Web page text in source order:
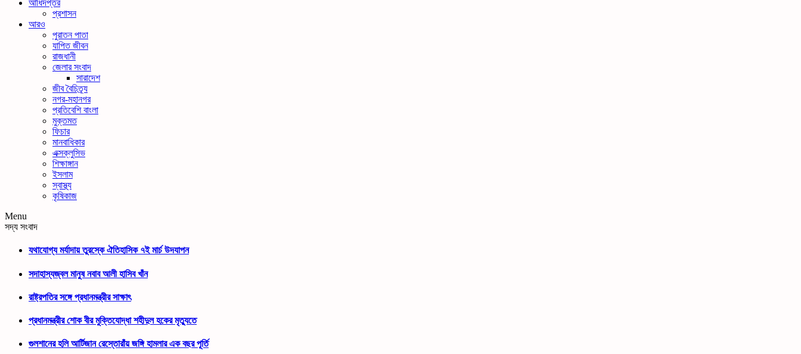
আধিদপ্তর
প্রশাসন
আরও
পুরাতন পাতা
যাপিত জীবন
রাজধানী
জেলার সংবাদ
সারাদেশ
জীব বৈচিত্র্য
নগর-মহানগর
প্রতিবেশি বাংলা
মুক্তমত
ফিচার
মানবাধিকার
এক্সক্লুসিভ
শিক্ষাঙ্গান
ইসলাম
স্বাস্থ্য
কৃষিকাজ
Menu
সদ্য সংবাদ
যথাযোগ্য মর্যাদায় তুরস্কে ঐতিহাসিক ৭ই মার্চ উদযাপন
সদাহাস্যজ্বল মানুষ নবাব আলী হাসিব খাঁন
রাষ্ট্রপতির সঙ্গে প্রধানমন্ত্রীর সাক্ষাৎ
প্রধানমন্ত্রীর শোক বীর মুক্তিযোদ্ধা শহীদুল হকের মৃত্যুতে
গুলশানের হলি আর্টিজান রেস্তোরাঁয় জঙ্গি হামলার এক বছর পূর্তি